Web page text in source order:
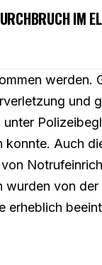
IM
werden.
und
Auch
wurden von
erheblich